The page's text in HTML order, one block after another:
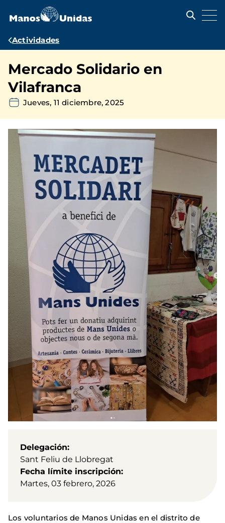
contenido
Ruta
navegación
Actividades
Mercado Solidario en
Vilafranca
Jueves, 11 diciembre, 2025
Delegación
Sant Feliu de Llobregat
Fecha límite inscripción
Martes, 03 febrero, 2026
Los voluntarios de Manos Unidas en el distrito de